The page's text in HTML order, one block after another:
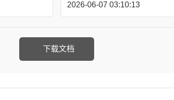
2026-06-07 03:10:13
下载文档